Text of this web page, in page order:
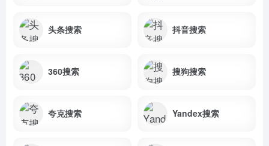
头条搜索 抖音搜索
360搜索 搜狗搜索
夸克搜索 Yandex搜索